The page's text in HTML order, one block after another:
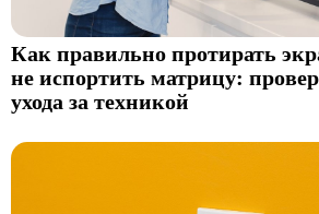
Как правильно протирать
не испортить матрицу:
ухода за техникой